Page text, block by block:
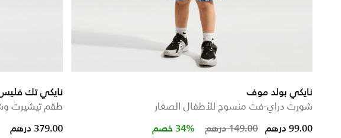
نايكي بولد موف
شورت دراي-فت منسوج للأطفال الصغار
Price reduced from149.00 درهم to 99.00 درهم 34% خصم
نايكي تك
طقم تيشيرت
379.00 درهم